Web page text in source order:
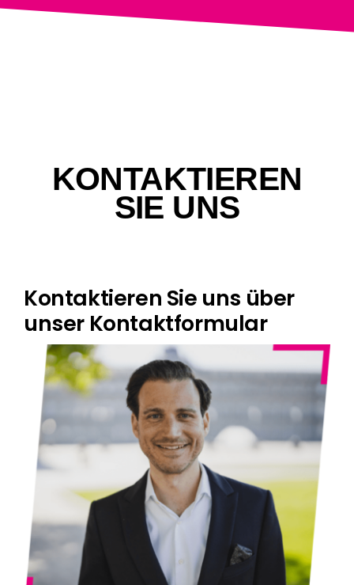
KONTAKTIEREN
SIE UNS
Kontaktieren Sie uns über
unser Kontaktformular